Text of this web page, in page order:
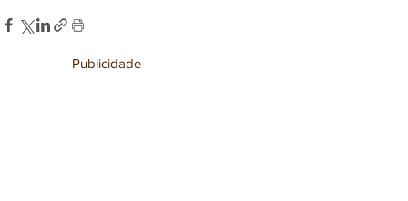
Publicidade